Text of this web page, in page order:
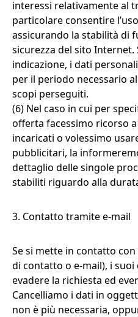
interessi relativamente al
particolare consentire
assicurando la stabilità di
sicurezza del sito Internet.
indicazione, i dati
per il periodo necessario
scopi perseguiti.
(6) Nel caso in cui per
offerta facessimo ricorso
incaricati o volessimo
pubblicitari, la
dettaglio delle singole
stabiliti riguardo alla
3. Contatto tramite e-mail
Se si mette in contatto
di contatto o e-mail), i
evadere la richiesta ed
Cancelliamo i dati in
non è più necessaria,